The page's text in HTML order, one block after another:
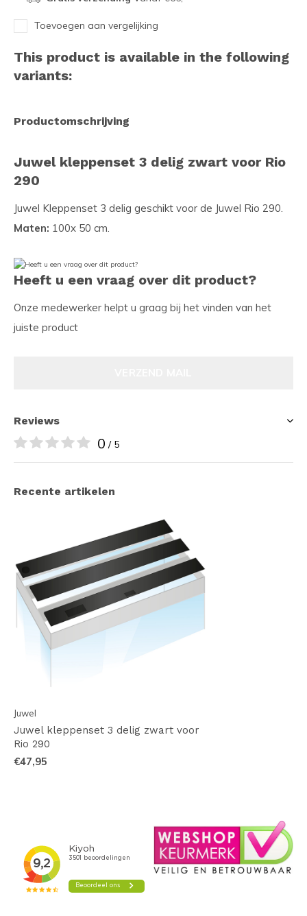
Toevoegen aan vergelijking
This product is available in the following
variants:
Productomschrijving
Juwel kleppenset 3 delig zwart voor Rio
290
Juwel Kleppenset 3 delig geschikt voor de Juwel Rio 290.
Maten: 100x 50 cm.
Heeft u een vraag over dit product?
Onze medewerker helpt u graag bij het vinden van het
juiste product
Reviews
0 / 5
Recente artikelen
Juwel
Juwel kleppenset 3 delig zwart voor
Rio 290
€47,95